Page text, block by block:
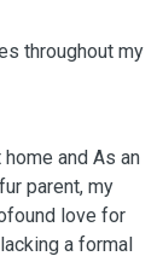
throughout my
and As an
parent, my
love for
a formal